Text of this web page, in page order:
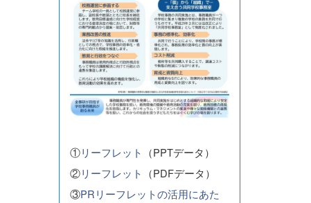
①リーフレット （PPTデータ）
②リーフレット （PDFデータ）
③PRリーフレットの活用にあた